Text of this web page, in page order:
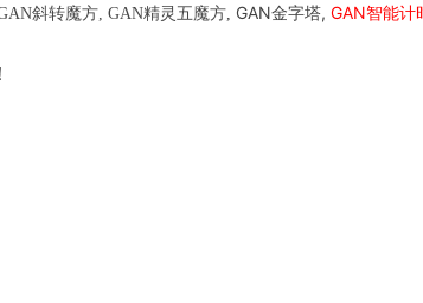
斜转魔方, GAN精灵五魔方, GAN金字塔, GAN智能计